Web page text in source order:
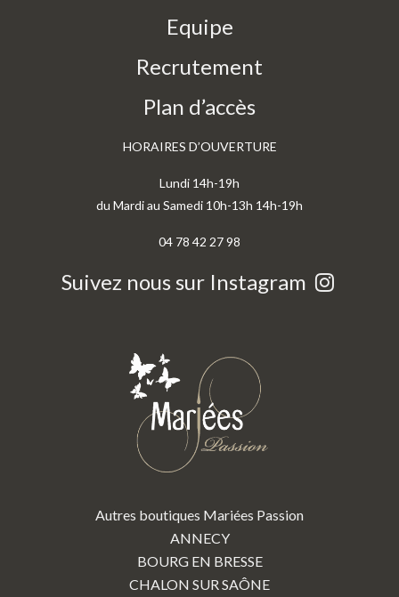
Equipe
Recrutement
Plan d’accès
HORAIRES D’OUVERTURE
Lundi 14h-19h
du Mardi au Samedi 10h-13h 14h-19h
04 78 42 27 98
Suivez nous sur Instagram
Autres boutiques Mariées Passion
ANNECY
BOURG EN BRESSE
CHALON SUR SAÔNE